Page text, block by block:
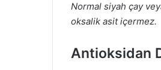
Normal siyah çay
oksalik asit içermez.
Antioksidan